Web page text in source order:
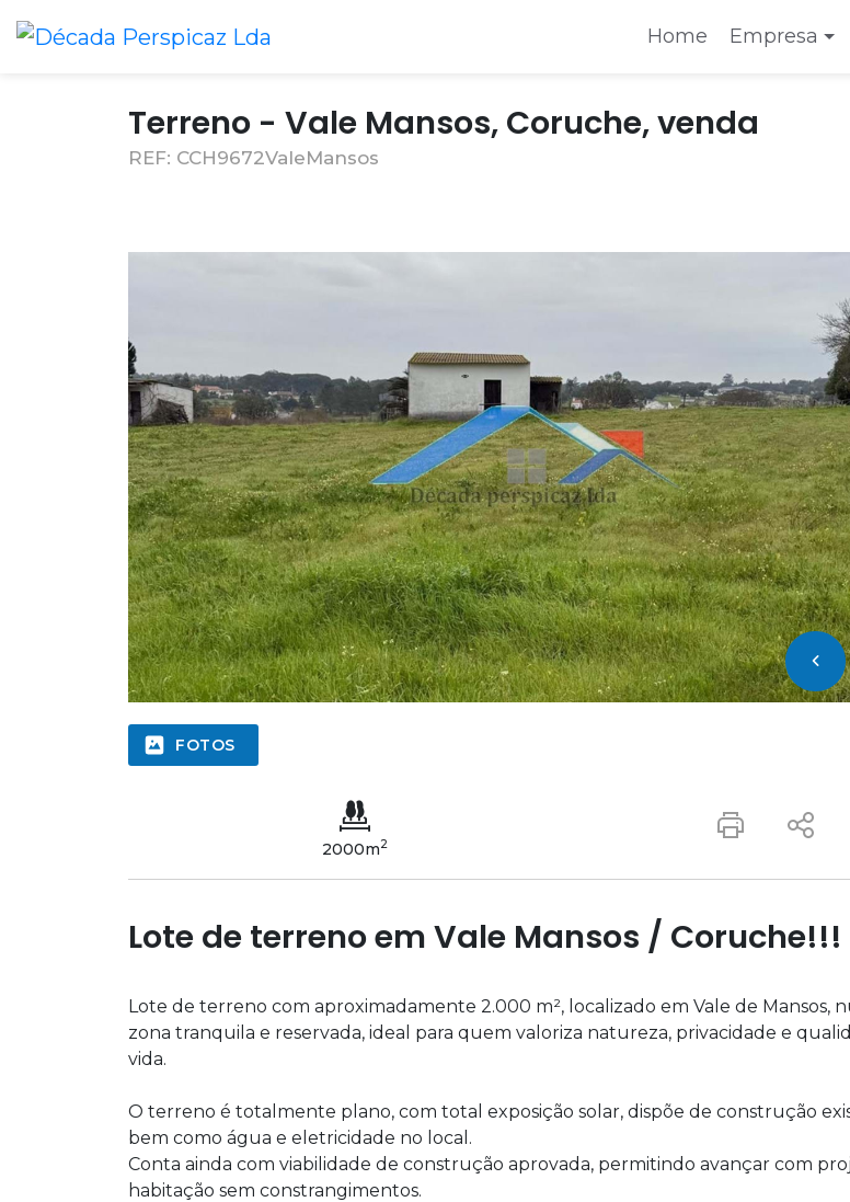
Home
(current)
Empresa
Terreno - Vale Mansos, Coruche, venda
REF: CCH9672ValeMansos
FOTOS
2000m2
Lote de terreno em Vale Mansos / Coruche!!!
Lote de terreno com aproximadamente 2.000 m², localizado em Vale de Mansos,
zona tranquila e reservada, ideal para quem valoriza natureza, privacidade e
vida.
O terreno é totalmente plano, com total exposição solar, dispõe de construção
bem como água e eletricidade no local.
Conta ainda com viabilidade de construção aprovada, permitindo avançar com
habitação sem constrangimentos.